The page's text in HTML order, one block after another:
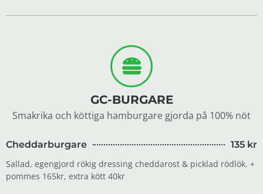
GC-BURGARE
Smakrika och köttiga hamburgare gjorda på 100% nöt
Cheddarburgare
135 kr
Sallad, egengjord rökig dressing cheddarost & picklad rödlök. +
pommes 165kr, extra kött 40kr